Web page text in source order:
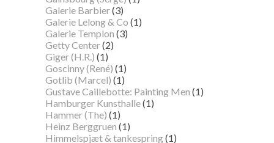
Galerie Barbier(3)
Galerie Lelong & Co (1)
Galerie Templon (3)
Getty Center(2)
Giger (H.R.) (1)
Goscinny (René) (1)
Gotlib (Marcel) (1)
Gustave Caillebotte: Painting Men (1)
Hamburger Kunsthalle(1)
Hammer (The) (1)
Heinz Berggruen (1)
Himmelspjæt & tankespring(1)